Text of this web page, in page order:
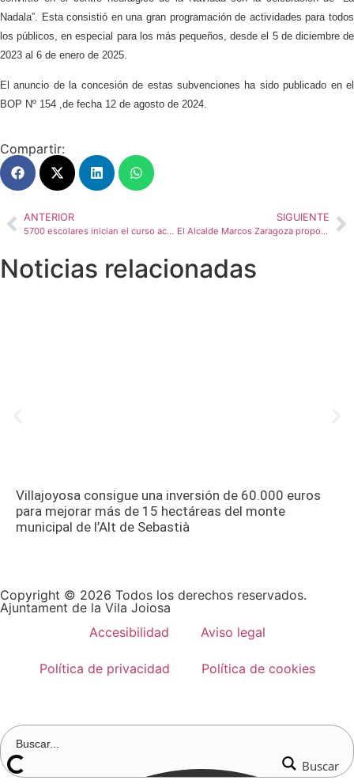
Nadala”. Esta consistió en una gran programación de actividades para todos
los públicos, en especial para los más pequeños, desde el 5 de diciembre de
2023 al 6 de enero de 2025.
El anuncio de la concesión de estas subvenciones ha sido publicado en el
BOP Nº 154 ,de fecha 12 de agosto de 2024.
Compartir:
ANTERIOR
5700 escolares inician el curso académico en los centros educativos públicos de Villajoyosa
SIGUIENTE
El Alcalde Marcos Zaragoza propone a los empresarios del polígono industrial El Torres su colaboración para modernizar el parque empresarial de Villajoyosa
Noticias relacionadas
Villajoyosa consigue una inversión de 60.000 euros
para mejorar más de 15 hectáreas del monte
municipal de l’Alt de Sebastià
Copyright © 2026 Todos los derechos reservados.
Ajuntament de la Vila Joiosa
Accesibilidad
Aviso legal
Política de privacidad Política de cookies
Buscar